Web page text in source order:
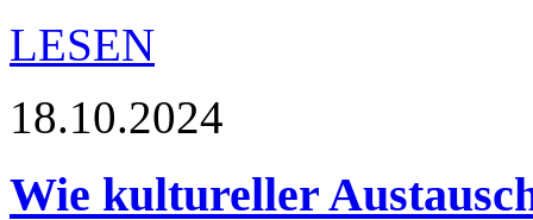
LESEN
18.10.2024
Wie kultureller